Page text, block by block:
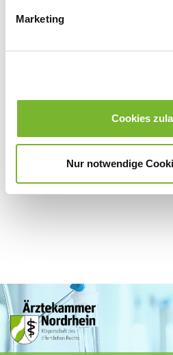
Marketing
Cookies
Nur notwendige
Anbieter.